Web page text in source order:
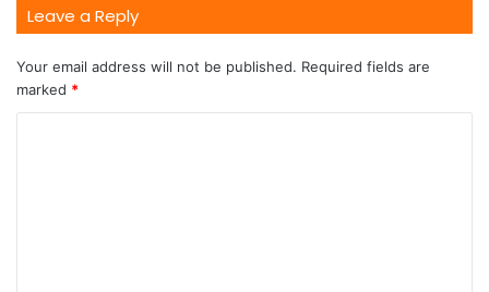
Leave a Reply
Your email address will not be published. Required fields are
marked *